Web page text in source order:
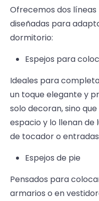
Ofrecemos dos
diseñadas para
dormitorio:
Espejos para
Ideales para
un toque elegante y
solo decoran, sino
espacio y lo llenan de
de tocador o
Espejos de pie
Pensados para
armarios o en